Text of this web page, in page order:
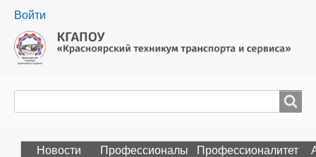
User
menu
Войти
Новости Профессионалы Профессионалитет